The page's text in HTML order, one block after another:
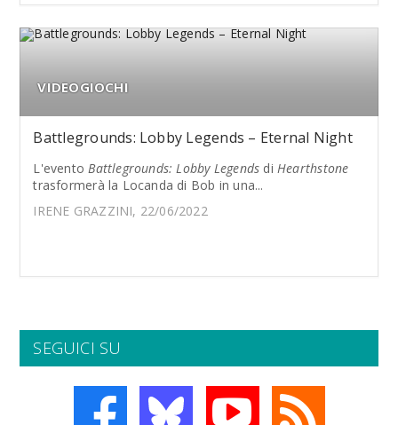
VIDEOGIOCHI
Battlegrounds: Lobby Legends – Eternal Night
L'eventoBattlegrounds: Lobby Legends diHearthstone
trasformerà la Locanda di Bob in una...
IRENE GRAZZINI, 22/06/2022
SEGUICI SU